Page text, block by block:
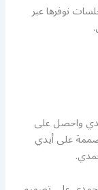
نوفرها عبر
واحصل على
على أيدي